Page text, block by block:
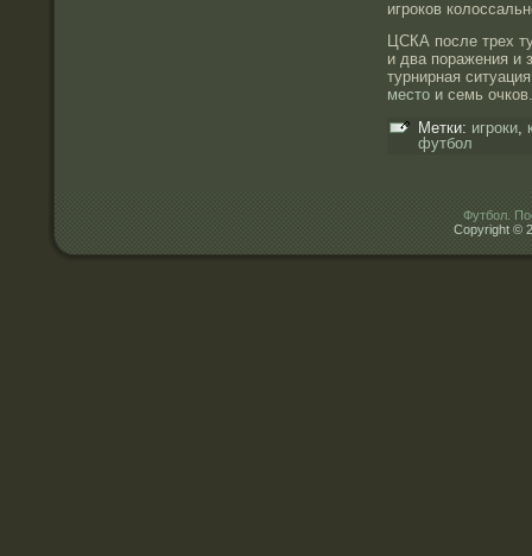
игроков
ЦСКА после трех
и два поражения и
турнирная
место и семь очков.
Метки: игроки,
футбол
Футбол.
Copyright ©